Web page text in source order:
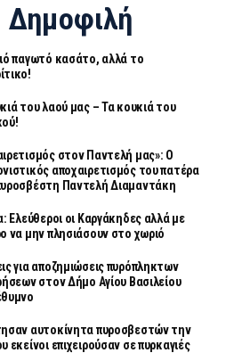
Δημοφιλή
παγωτό κασάτο, αλλά το
του λαού μας – Τα κουκιά του
στον Παντελή μας»: Ο
αποχαιρετισμός του πατέρα
Παντελή Διαμαντάκη
Ελεύθεροι οι Καργάκηδες αλλά με
να μην πλησιάσουν στο χωριό
για αποζημιώσεις πυρόπληκτων
στον Δήμο Αγίου Βασιλείου
αυτοκίνητα πυροσβεστών την
εκείνοι επιχειρούσαν σε πυρκαγιές